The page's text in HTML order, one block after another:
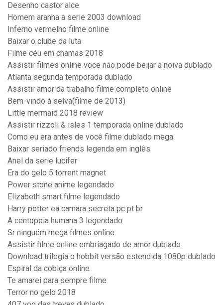
Desenho castor alce
Homem aranha a serie 2003 download
Inferno vermelho filme online
Baixar o clube da luta
Filme céu em chamas 2018
Assistir filmes online voce não pode beijar a noiva dublado
Atlanta segunda temporada dublado
Assistir amor da trabalho filme completo online
Bem-vindo à selva(filme de 2013)
Little mermaid 2018 review
Assistir rizzoli & isles 1 temporada online dublado
Como eu era antes de você filme dublado mega
Baixar seriado friends legenda em inglês
Anel da serie lucifer
Era do gelo 5 torrent magnet
Power stone anime legendado
Elizabeth smart filme legendado
Harry potter ea camara secreta pc pt br
A centopeia humana 3 legendado
Sr ninguém mega filmes online
Assistir filme online embriagado de amor dublado
Download trilogia o hobbit versão estendida 1080p dublado
Espiral da cobiça online
Te amarei para sempre filme
Terror no gelo 2018